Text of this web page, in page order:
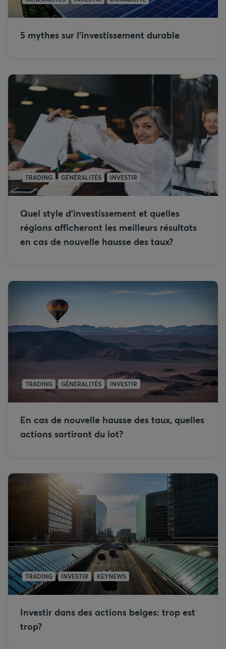
5 mythes sur l’investissement durable
TRADING GÉNÉRALITÉS INVESTIR
Quel style d’investissement et quelles
régions afficheront les meilleurs résultats
en cas de nouvelle hausse des taux?
TRADING GÉNÉRALITÉS INVESTIR
En cas de nouvelle hausse des taux, quelles
actions sortiront du lot?
TRADING INVESTIR KEYNEWS
Investir dans des actions belges: trop est
trop?